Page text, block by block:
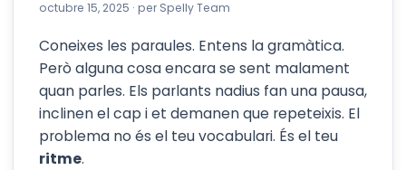
octubre 15, 2025 · per Spelly Team
Coneixes les paraules. Entens la gramàtica.
Però alguna cosa encara se sent malament
quan parles. Els parlants nadius fan una pausa,
inclinen el cap i et demanen que repeteixis. El
problema no és el teu vocabulari. És el teu
ritme.